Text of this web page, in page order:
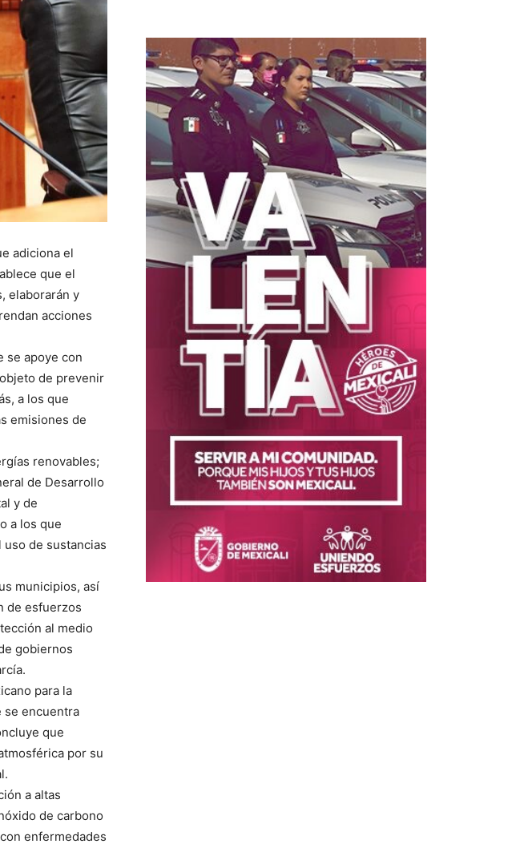
adiciona el
que el
elaborarán y
acciones
se apoye con
de prevenir
a los que
emisiones de
renovables;
de Desarrollo
y de
a los que
de sustancias
municipios, así
de esfuerzos
al medio
gobiernos
para la
se encuentra
que
por su
a altas
de carbono
enfermedades